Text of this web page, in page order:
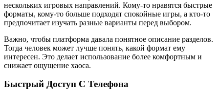
нескольких игровых направлений. Кому-то нравятся быстрые
форматы, кому-то больше подходят спокойные игры, а кто-то
предпочитает изучать разные варианты перед выбором.
Важно, чтобы платформа давала понятное описание разделов.
Тогда человек может лучше понять, какой формат ему
интересен. Это делает использование более комфортным и
снижает ощущение хаоса.
Быстрый Доступ С Телефона